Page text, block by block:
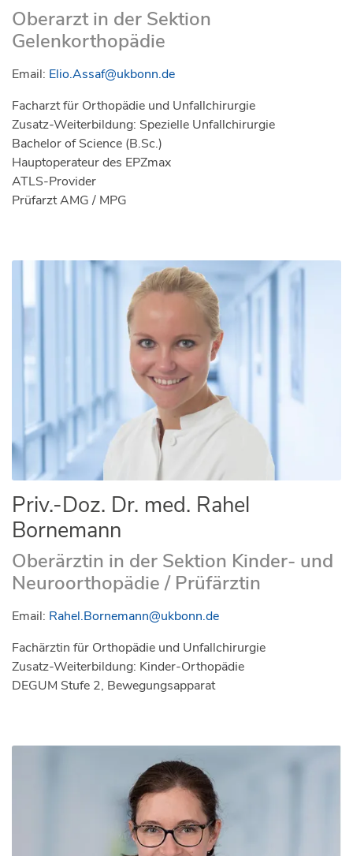
Oberarzt in der Sektion
Gelenkorthopädie
Email: Elio.Assaf@ukbonn.de
Facharzt für Orthopädie und Unfallchirurgie
Zusatz-Weiterbildung: Spezielle Unfallchirurgie
Bachelor of Science (B.Sc.)
Hauptoperateur des EPZmax
ATLS-Provider
Prüfarzt AMG / MPG
Priv.-Doz. Dr. med. Rahel
Bornemann
Oberärztin in der Sektion Kinder- und
Neuroorthopädie / Prüfärztin
Email: Rahel.Bornemann@ukbonn.de
Fachärztin für Orthopädie und Unfallchirurgie
Zusatz-Weiterbildung: Kinder-Orthopädie
DEGUM Stufe 2, Bewegungsapparat